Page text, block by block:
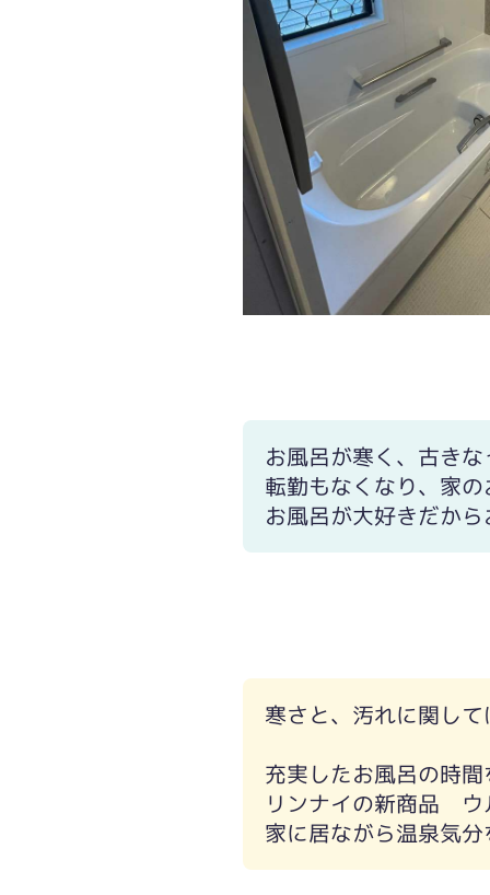
お風呂が寒く、古き
転勤もなくなり、家
お風呂が大好きだか
寒さと、汚れに関し
充実したお風呂の時
リンナイの新商品 ウ
家に居ながら温泉気